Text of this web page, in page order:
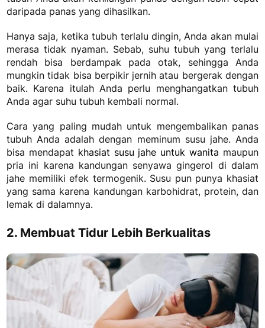
daripada panas yang dihasilkan.
Hanya saja, ketika tubuh terlalu dingin, Anda akan mulai
merasa tidak nyaman. Sebab, suhu tubuh yang terlalu
rendah bisa berdampak pada otak, sehingga Anda
mungkin tidak bisa berpikir jernih atau bergerak dengan
baik. Karena itulah Anda perlu menghangatkan tubuh
Anda agar suhu tubuh kembali normal.
Cara yang paling mudah untuk mengembalikan panas
tubuh Anda adalah dengan meminum susu jahe. Anda
bisa mendapat khasiat susu jahe untuk wanita maupun
pria ini karena kandungan senyawa gingerol di dalam
jahe memiliki efek termogenik. Susu pun punya khasiat
yang sama karena kandungan karbohidrat, protein, dan
lemak di dalamnya.
2. Membuat Tidur Lebih Berkualitas